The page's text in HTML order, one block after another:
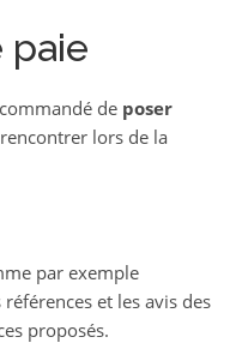
paie
de poser
lors de la
par exemple
et les avis des
proposés.